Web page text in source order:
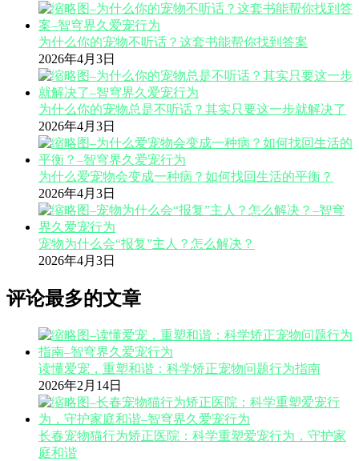
为什么你的宠物不听话？这套书能帮你找到答案
2026年4月3日
为什么你的宠物总是不听话？其实只要这一步就解决了
2026年4月3日
为什么爱宠物会变成一种病？如何找回生活的平衡？
2026年4月3日
宠物为什么会“报复”主人？怎么解决？
2026年4月3日
评论最多的文章
读懂爱宠，重塑和谐：科学矫正宠物问题行为指南
2026年2月14日
长春宠物猫行为矫正医院：科学重塑爱宠行为，守护家
庭和谐